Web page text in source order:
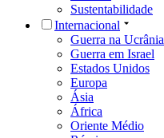
Sustentabilidade
Internacional
Guerra na Ucrânia
Guerra em Israel
Estados Unidos
Europa
Ásia
África
Oriente Médio